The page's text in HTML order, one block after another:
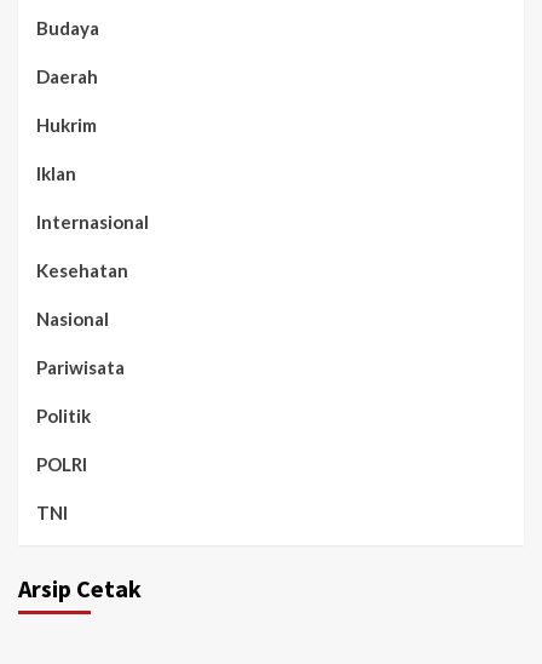
Budaya
Daerah
Hukrim
Iklan
Internasional
Kesehatan
Nasional
Pariwisata
Politik
POLRI
TNI
Arsip Cetak